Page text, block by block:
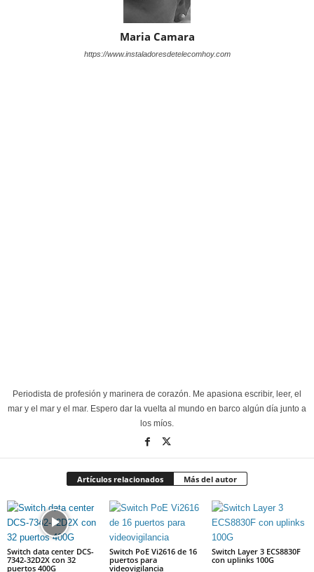
Maria Camara
https://www.instaladoresdetelecomhoy.com
Periodista de profesión y marinera de corazón. Me apasiona escribir, leer, el
mar y el mar y el mar. Espero dar la vuelta al mundo en barco algún día junto a
los míos.
Artículos relacionados Más del autor
Switch data center DCS-
7342-32D2X con 32
puertos 400G
Switch PoE Vi2616 de 16
puertos para
videovigilancia
Switch Layer 3 ECS8830F
con uplinks 100G